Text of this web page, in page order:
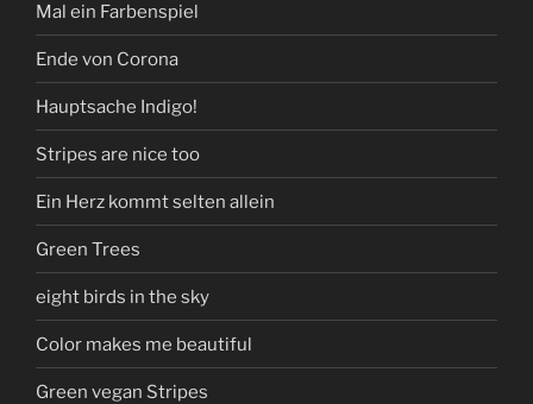
Mal ein Farbenspiel
Ende von Corona
Hauptsache Indigo!
Stripes are nice too
Ein Herz kommt selten allein
Green Trees
eight birds in the sky
Color makes me beautiful
Green vegan Stripes